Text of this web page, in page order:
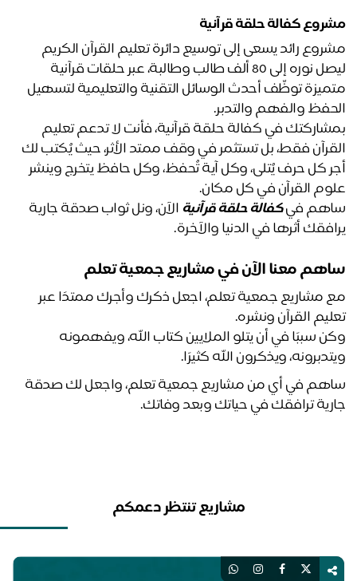
كفالة حلقة قرآنية
مشروع رائد يسعى إلى توسيع دائرة تعليم القرآن الكريم
ليصل نوره إلى 80 ألف طالب وطالبة، عبر حلقات قرآنية
متميزة توظّف أحدث الوسائل التقنية والتعليمية لتسهيل
والفهم والتدبر.
بمشاركتك في كفالة حلقة قرآنية، فأنت لا تدعم تعليم
القرآن فقط، بل تستثمر في وقف ممتد الأثر، حيث يُكتب لك
أجر كل حرف يُتلى، وكل آية تُحفظ، وكل حافظ يتخرج وينشر
القرآن في كل مكان.
فيكفالة حلقة قرآنية
الآن، ونل ثواب صدقة جارية
أثرها في الدنيا والآخرة.
معنا الآن في مشاريع جمعية تعلم
مع مشاريع جمعية تعلم، اجعل ذكرك وأجرك ممتدًا عبر
القرآن ونشره.
وكن سببًا في أن يتلو الملايين كتاب الله، ويفهمونه
ويذكرون الله كثيرًا.
ساهم في أي من مشاريع جمعية تعلم، واجعل لك صدقة
ترافقك في حياتك وبعد وفاتك.
مشاريع تنتظر دعمكم